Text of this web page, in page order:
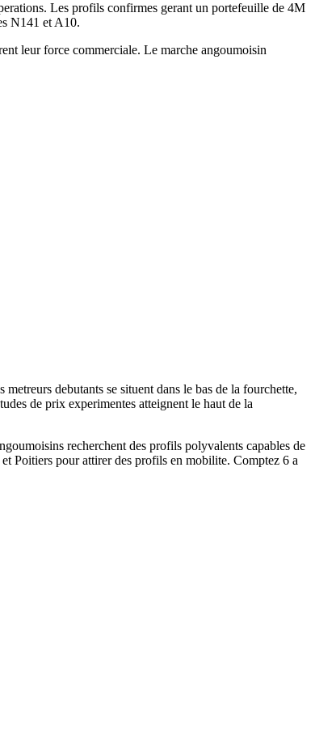
Les profils confirmes gerant un portefeuille de 4M
N141 et A10.
leur force commerciale. Le marche angoumoisin
debutants se situent dans le bas de la fourchette,
de prix experimentes atteignent le haut de la
recherchent des profils polyvalents capables de
Poitiers pour attirer des profils en mobilite. Comptez 6 a